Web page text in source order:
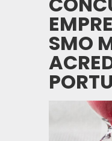
SMO